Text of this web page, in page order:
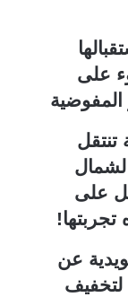
على
المفوضية
تنتقل
لشمال
على
عن
لتخفيف